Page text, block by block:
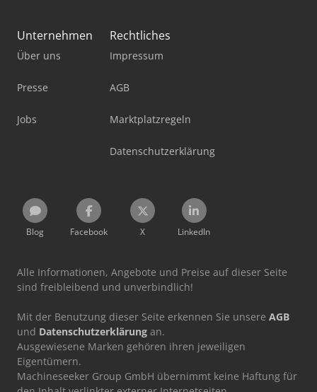
Unternehmen
Über uns
Presse
Jobs
Rechtliches
Impressum
AGB
Marktplatzregeln
Datenschutzerklärung
Blog Facebook X LinkedIn
Alle Informationen, Angebote und Preise auf dieser Seite
sind freibleibend und unverbindlich!
Mit der Benutzung dieser Seite erkennen Sie unsere AGB
und Datenschutzerklärung an.
Ausgewiesene Marken gehören ihren jeweiligen
Eigentümern.
Machineseeker Group GmbH übernimmt keine Haftung für